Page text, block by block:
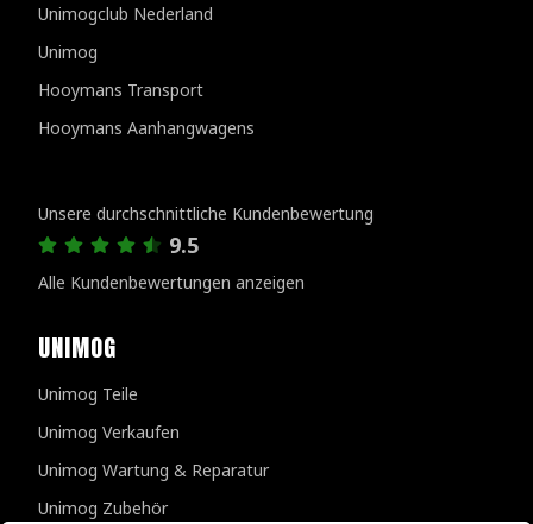
Unimogclub Nederland
Unimog
Hooymans Transport
Hooymans Aanhangwagens
Unsere durchschnittliche Kundenbewertung
9.5
Alle Kundenbewertungen anzeigen
UNIMOG
Unimog Teile
Unimog Verkaufen
Unimog Wartung & Reparatur
Unimog Zubehör